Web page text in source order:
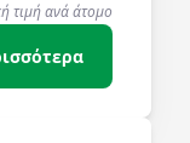
τιμή ανά άτομο